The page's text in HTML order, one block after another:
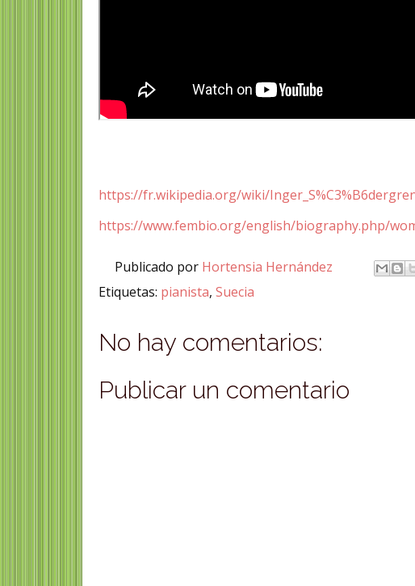
https://fr.wikipedia.org/wiki/
https://www.fembio.org/english/biography.php/
Publicado por Hortensia Hernández
Etiquetas: pianista,Suecia
No hay comentarios:
Publicar un comentario